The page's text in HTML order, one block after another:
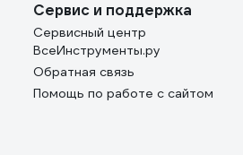
Сервис и поддержка
Сервисный центр
ВсеИнструменты.ру
Обратная связь
Помощь по работе с сайтом